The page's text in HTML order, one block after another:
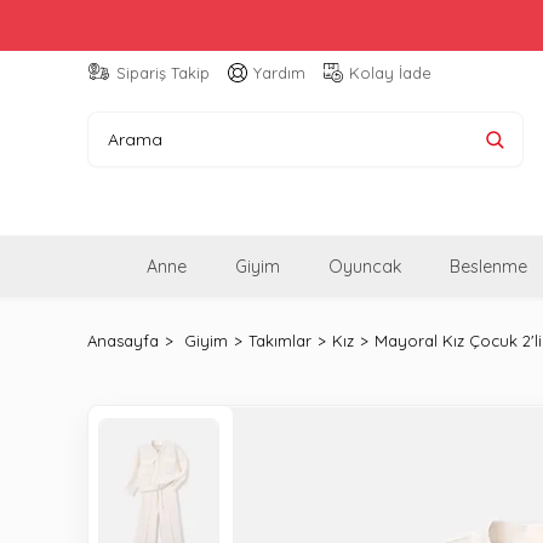
Sipariş Takip Yardım Kolay İade
Anne Giyim Oyuncak Beslenme
Anasayfa Giyim Takımlar Kız Mayoral Kız Çocuk